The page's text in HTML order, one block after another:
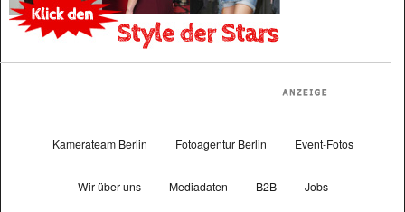
Kamerateam Berlin Fotoagentur Berlin Event-Fotos
Wir über uns Mediadaten B2B Jobs